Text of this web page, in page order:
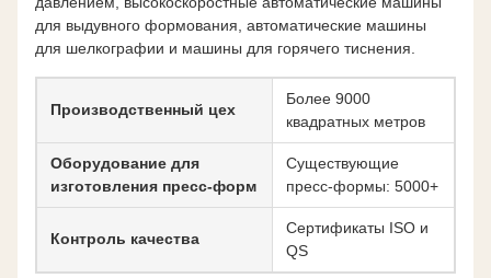
для выдувного формования, автоматические машины
для шелкографии и машины для горячего тиснения.
Производственный цех
Более 9000
квадратных метров
Оборудование для
изготовления пресс-форм
Существующие
пресс-формы: 5000+
Контроль качества
Сертификаты ISO и
QS